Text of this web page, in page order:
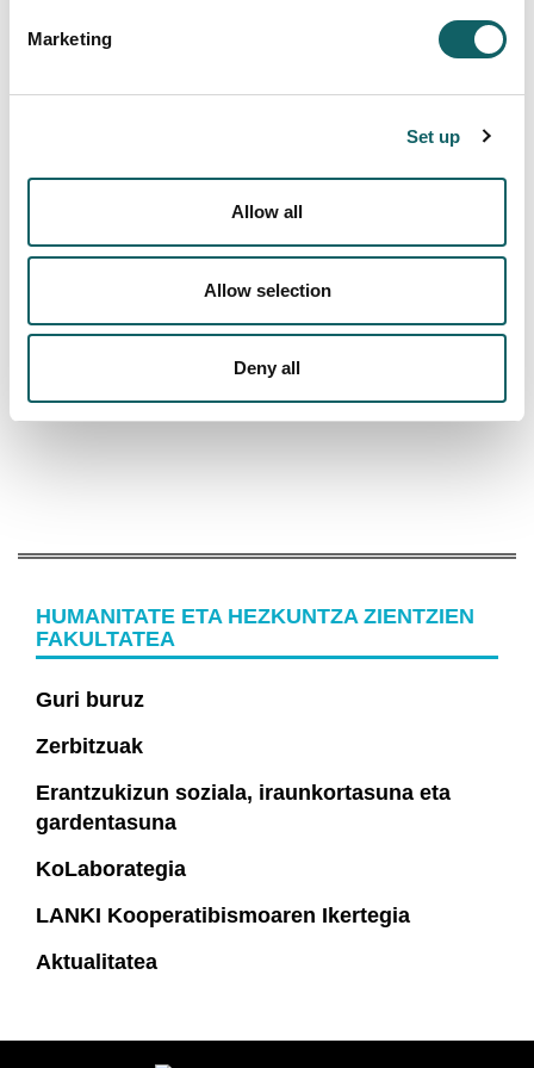
Marketing
Set up
Allow all
Allow selection
Deny all
ekintzailetasuna sustatzeko dinamika.
-------------
Informazio gehiago:
HUMANITATE ETA HEZKUNTZA ZIENTZIEN
FAKULTATEA
Guri buruz
Zerbitzuak
Erantzukizun soziala, iraunkortasuna eta
gardentasuna
KoLaborategia
LANKI Kooperatibismoaren Ikertegia
Aktualitatea